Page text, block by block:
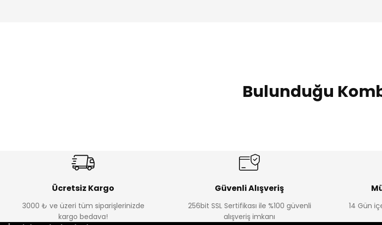
Bulunduğu
Ücretsiz Kargo
3000 ₺ ve üzeri tüm siparişlerinizde
kargo bedava!
Güvenli Alışveriş
256bit SSL Sertifikası ile %100 güvenli
alışveriş imkanı
14 Gün